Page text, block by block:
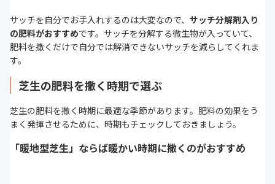
サッチを自分でお手入れするのは大変なので、 サッチ分解剤入り
の肥料がおすすめです。サッチを分解する微生物が入っていて、
肥料を撒くだけで自分では解消できないサッチを減らしてくれま
す。
芝生の肥料を撒く時期で選ぶ
芝生の肥料を撒く時期に最適な季節があります。肥料の効果をう
まく発揮させるために、時期もチェックしておきましょう。
「暖地型芝生」ならば暖かい時期に撒くのがおすすめ